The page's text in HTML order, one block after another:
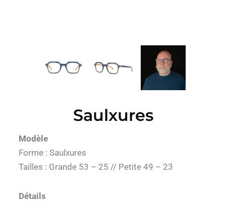
Saulxures
Modèle
Forme : Saulxures
Tailles : Grande 53 – 25 // Petite 49 – 23
Détails